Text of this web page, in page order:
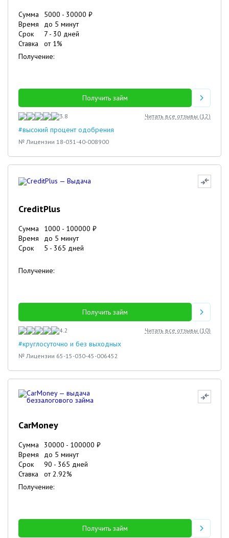
Сумма 5000 - 30000 ₽
Время
до 5 минут
Срок
7 - 30 дней
Ставка
от 1%
Получение:
Получить займ
3.8 Читать все отзывы (12)
#высокий процент одобрения
№ Лицензии 18-031-40-008900
CreditPlus
Сумма 1000 - 100000 ₽
Время
до 5 минут
Срок
5 - 365 дней
Получение:
Получить займ
4.2 Читать все отзывы (10)
#круглосуточно и без выходных
№ Лицензии 65-15-030-45-006452
CarMoney
Сумма 30000 - 100000 ₽
Время
до 5 минут
Срок
90 - 365 дней
Ставка
от2.92%
Получение:
Получить займ